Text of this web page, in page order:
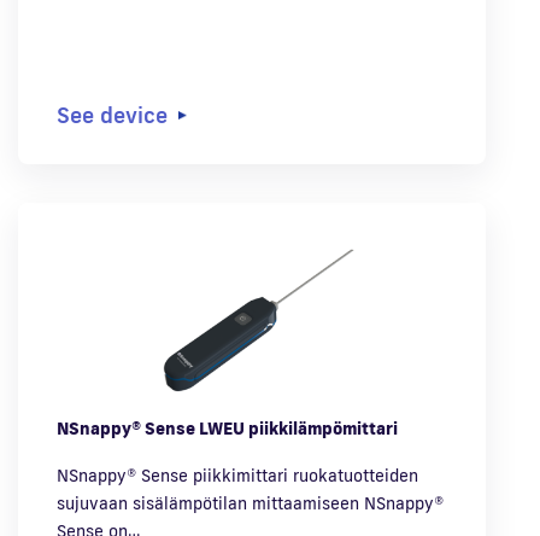
See device
NSnappy® Sense LWEU piikkilämpömittari
NSnappy® Sense piikkimittari ruokatuotteiden
sujuvaan sisälämpötilan mittaamiseen NSnappy®
Sense on…